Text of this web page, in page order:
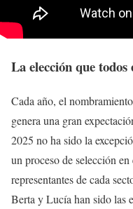
La elección que todos
Cada año, el
genera una gran
2025 no ha sido la
un proceso de selección
representantes de cada
Berta y Lucía han sido las